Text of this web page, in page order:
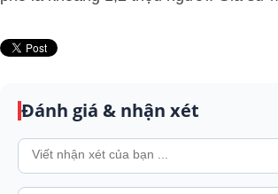
Đánh giá & nhận xét